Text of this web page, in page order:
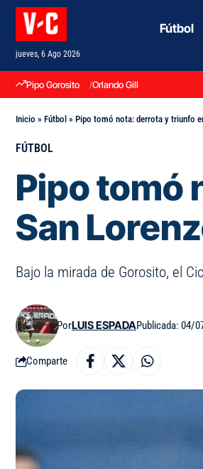
jueves, 6 Ago 2026
Fútbol
Pipo Gorosito Orlando Gill
Inicio » Fútbol » Pipo tomó nota: derrota y triunfo
FÚTBOL
Pipo tomó
San
Bajo la mirada de Gorosito, el
PorLUIS ESPADAPublicada: 04/
Comparte